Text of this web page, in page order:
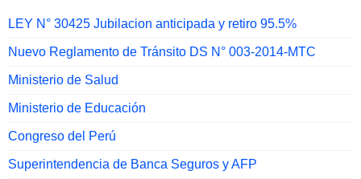
LEY N° 30425 Jubilacion anticipada y retiro 95.5%
Nuevo Reglamento de Tránsito DS N° 003-2014-MTC
Ministerio de Salud
Ministerio de Educación
Congreso del Perú
Superintendencia de Banca Seguros y AFP